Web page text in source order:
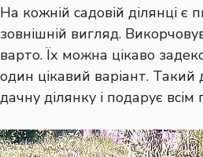
На кожній садовій ділянці є
зовнішній вигляд.
варто. Їх можна цікаво
один цікавий варіант. Такий
дачну ділянку і подарує всім